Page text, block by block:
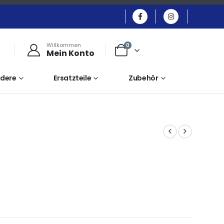
Willkommen
Mein Konto
0
Ersatzteile Zubehör